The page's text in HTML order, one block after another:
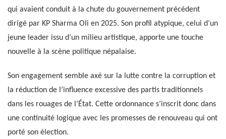
qui avaient conduit à la chute du gouvernement précédent
dirigé par KP Sharma Oli en 2025. Son profil atypique, celui d’un
jeune leader issu d’un milieu artistique, apporte une touche
nouvelle à la scène politique népalaise.
Son engagement semble axé sur la lutte contre la corruption et
la réduction de l’influence excessive des partis traditionnels
dans les rouages de l’État. Cette ordonnance s’inscrit donc dans
une continuité logique avec les promesses de renouveau qui ont
porté son élection.